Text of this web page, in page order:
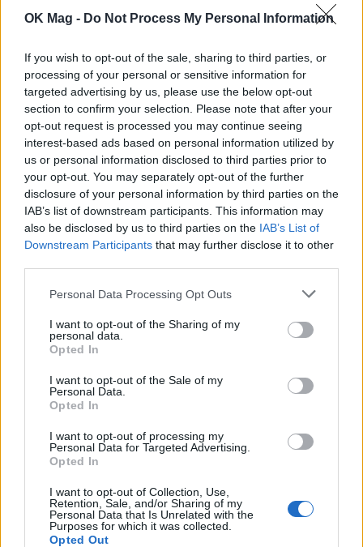
OK Mag - Do Not Process My Personal Information
If you wish to opt-out of the sale, sharing to third parties, or
processing of your personal or sensitive information for
targeted advertising by us, please use the below opt-out
section to confirm your selection. Please note that after your
opt-out request is processed you may continue seeing
interest-based ads based on personal information utilized by
us or personal information disclosed to third parties prior to
your opt-out. You may separately opt-out of the further
disclosure of your personal information by third parties on the
IAB’s list of downstream participants. This information may
also be disclosed by us to third parties on the IAB’s List of
Downstream Participants that may further disclose it to other
Personal Data Processing Opt Outs
I want to opt-out of the Sharing of my
personal data.
Opted In
I want to opt-out of the Sale of my
Personal Data.
Opted In
I want to opt-out of processing my
Personal Data for Targeted Advertising.
Opted In
I want to opt-out of Collection, Use,
Retention, Sale, and/or Sharing of my
Personal Data that Is Unrelated with the
Purposes for which it was collected.
Opted Out
Γιώργος Λιάγκας: Ο καλοκαιρινός
απολογισμός και το αισιόδοξο μήνυμα
CELEBRITIES
Αγγελική Ηλιάδη: Η συγκλονιστική
«Είδα τον Χριστό μπροστά μου»
CELEBRITIES